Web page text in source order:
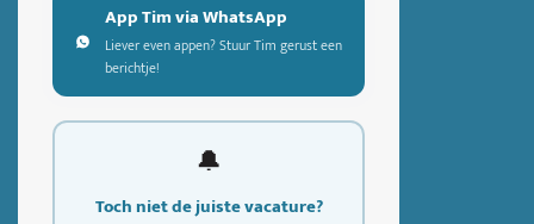
App Tim via WhatsApp
Liever even appen? Stuur Tim gerust een
berichtje!
🔔
Toch niet de juiste vacature?